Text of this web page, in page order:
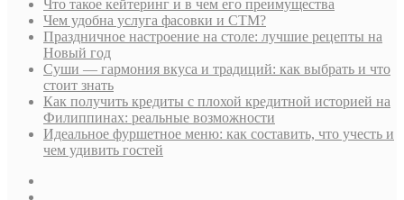
Что такое кейтеринг и в чем его преимущества
Чем удобна услуга фасовки и СТМ?
Праздничное настроение на столе: лучшие рецепты на
Новый год
Суши — гармония вкуса и традиций: как выбрать и что
стоит знать
Как получить кредиты с плохой кредитной историей на
Филиппинах: реальные возможности
Идеальное фуршетное меню: как составить, что учесть и
чем удивить гостей